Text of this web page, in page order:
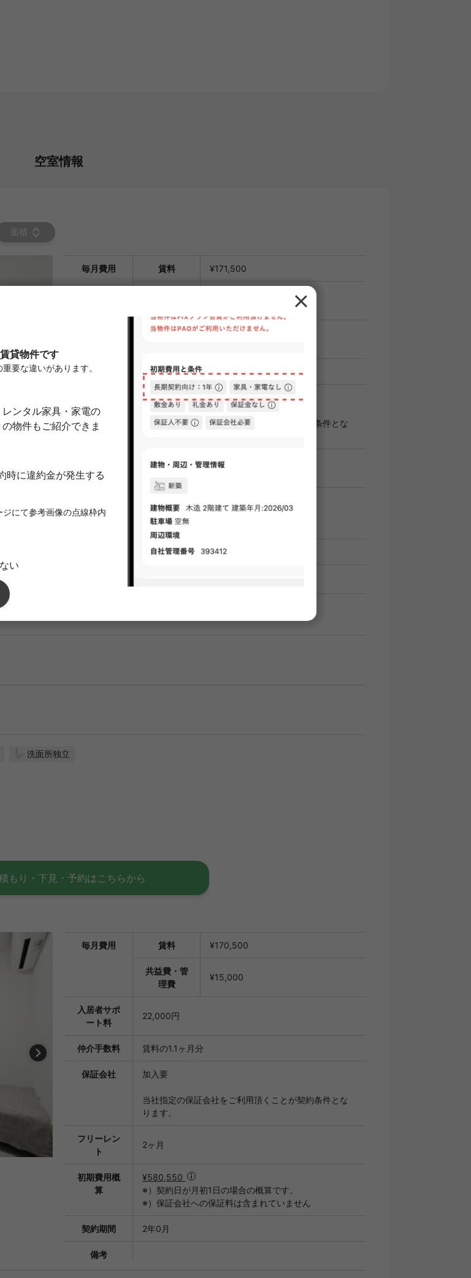
空室情報
面積
毎月費用 賃料 ¥171,500
仲介手数料 賃料の1.1ヶ月分
加入要
当社指定の保証会社をご利用頂くことが契約条件とな
ト
2ヶ月
算
※）契約日が月初1日の場合の概算です。
※）保証会社への保証料は含まれていません
2年0月
洗面所独立
もり・下見・予約はこちらから
毎月費用 賃料 ¥170,500
共益費・管
理費
¥15,000
入居者サポ
ート料
22,000円
仲介手数料 賃料の1.1ヶ月分
保証会社 加入要
当社指定の保証会社をご利用頂くことが契約条件とな
ります。
フリーレン
ト
2ヶ月
初期費用概
算
¥580,550
※）契約日が月初1日の場合の概算です。
※）保証会社への保証料は含まれていません
契約期間 2年0月
備考